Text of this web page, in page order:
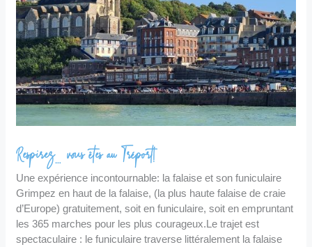
Respirez… vous êtes au Tréport!
Une expérience incontournable: la falaise et son funiculaire
Grimpez en haut de la falaise, (la plus haute falaise de craie
d’Europe) gratuitement, soit en funiculaire, soit en empruntant
les 365 marches pour les plus courageux.Le trajet est
spectaculaire : le funiculaire traverse littéralement la falaise